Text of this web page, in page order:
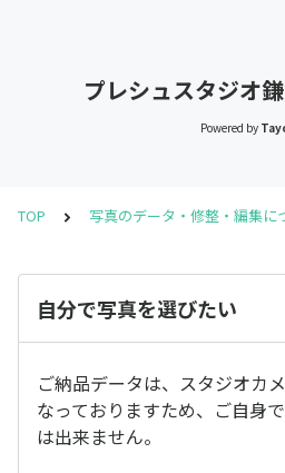
プレシュスタジオ
Powered by
TOP 写真のデータ・修整・編集に
自分で写真を選びたい
ご納品データは、スタジオカ
なっておりますため、ご自身
は出来ません。